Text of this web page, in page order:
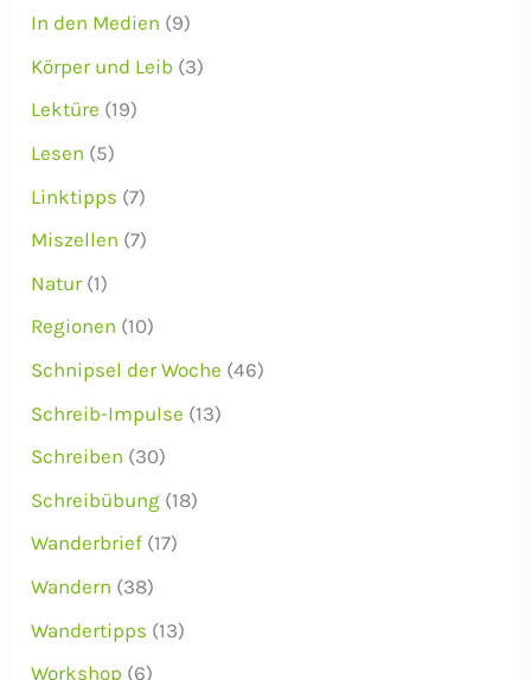
In den Medien (9)
Körper und Leib (3)
Lektüre (19)
Lesen (5)
Linktipps (7)
Miszellen (7)
Natur(1)
Regionen (10)
Schnipsel der Woche (46)
Schreib-Impulse (13)
Schreiben (30)
Schreibübung (18)
Wanderbrief (17)
Wandern (38)
Wandertipps (13)
Workshop (6)